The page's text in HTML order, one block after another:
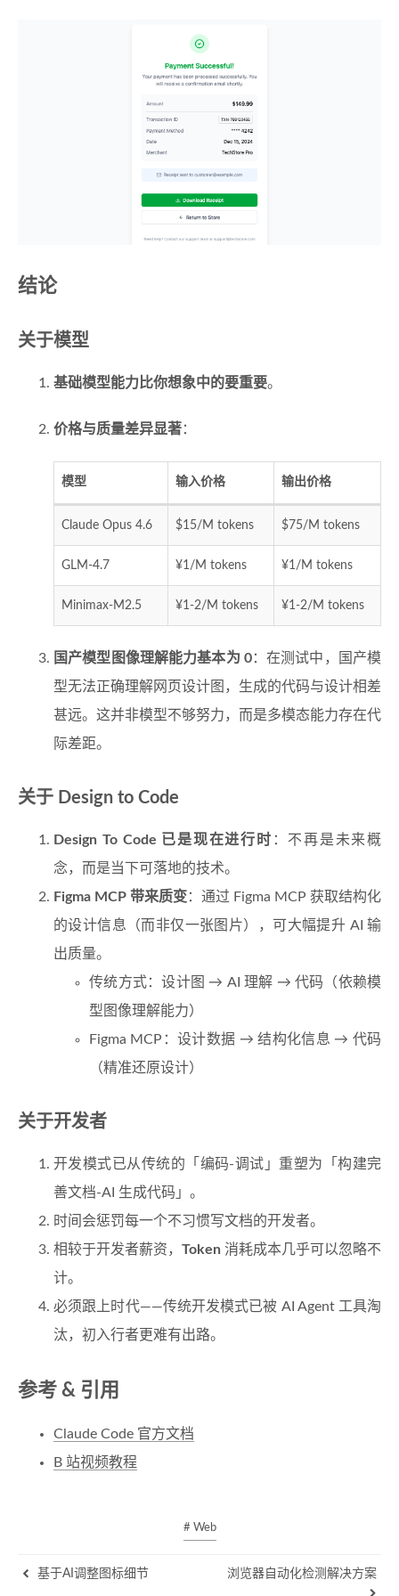
结论
关于模型
基础模型能力比你想象中的要重要。
价格与质量差异显著：
模型 输入价格 输出价格
Claude Opus 4.6 $15/M tokens $75/M tokens
GLM-4.7 ¥1/M tokens ¥1/M tokens
Minimax-M2.5 ¥1-2/M tokens ¥1-2/M tokens
国产模型图像理解能力基本为 0：在测试中，国产模
型无法正确理解网页设计图，生成的代码与设计相差
甚远。这并非模型不够努力，而是多模态能力存在代
际差距。
关于 Design to Code
Design To Code 已是现在进行时 ：不再是未来概
念，而是当下可落地的技术。
Figma MCP 带来质变：通过 Figma MCP 获取结构化
的设计信息（而非仅一张图片），可大幅提升 AI 输
出质量。
传统方式：设计图 → AI 理解 → 代码（依赖模
型图像理解能力）
Figma MCP：设计数据 → 结构化信息 → 代码
（精准还原设计）
关于开发者
开发模式已从传统的「编码-调试」重塑为「构建完
善文档-AI 生成代码」。
时间会惩罚每一个不习惯写文档的开发者。
相较于开发者薪资， Token 消耗成本几乎可以忽略不
计。
必须跟上时代——传统开发模式已被 AI Agent 工具淘
汰，初入行者更难有出路。
参考 & 引用
Claude Code 官方文档
B 站视频教程
# Web
基于AI调整图标细节 浏览器自动化检测解决方案